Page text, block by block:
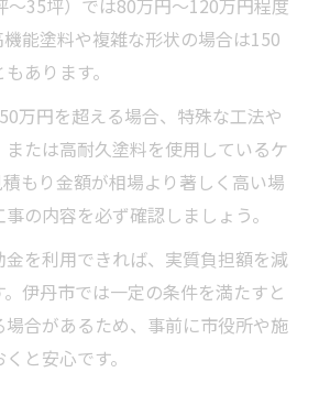
能塗料や複雑な形状の場合は150
あります。
万円を超える場合、特殊な工法や
たは高耐久塗料を使用しているケ
もり金額が相場より著しく高い場
の内容を必ず確認しましょう。
金を利用できれば、実質負担額を減
伊丹市では一定の条件を満たすと
合があるため、事前に市役所や施
と安心です。